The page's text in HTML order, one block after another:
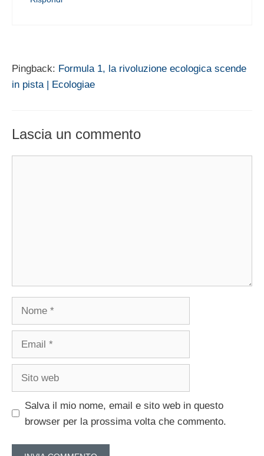
Pingback: Formula 1, la rivoluzione ecologica scende
in pista | Ecologiae
Lascia un commento
Salva il mio nome, email e sito web in questo
browser per la prossima volta che commento.